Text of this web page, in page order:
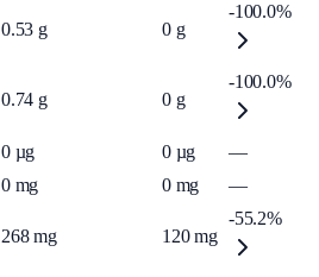
0.53 g 0 g
-100.0%
0.74 g 0 g
-100.0%
0 µg 0 µg
—
0 mg 0 mg —
268 mg 120 mg
-55.2%